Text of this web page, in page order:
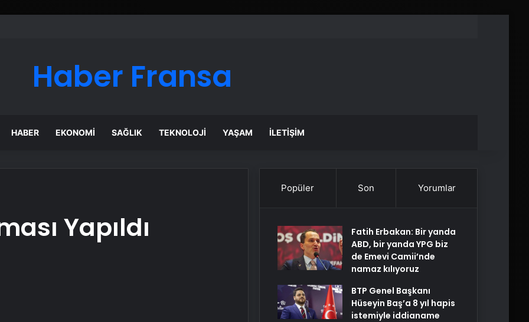
Haber Fransa
HABER EKONOMI SAĞLIK TEKNOLOJI YAŞAM İLETIŞIM
Yapıldı
Popüler Son Yorumlar
Fatih Erbakan: Bir yanda
ABD, bir yanda YPG biz
de Emevi Camii’nde
namaz kılıyoruz
BTP Genel Başkanı
Hüseyin Baş’a 8 yıl hapis
istemiyle iddianame